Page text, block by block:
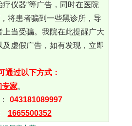
仪器“等广告，同时在医院
，将患者骗到一些黑诊所，导
上当受骗。我院在此提醒广大
及虚假广告，如有发现，立即
通过以下方式：
专家。
043181089997
1665500352